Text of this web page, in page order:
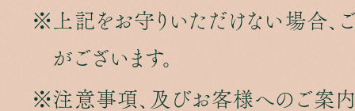
上記をお守りいただけない場合、
がございます。
注意事項、及びお客様へのご案